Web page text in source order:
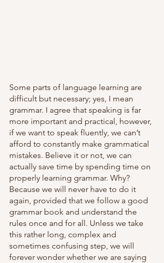
Some parts of language learning are
difficult but necessary; yes, I mean
grammar. I agree that speaking is far
more important and practical, however,
if we want to speak fluently, we can’t
afford to constantly make grammatical
mistakes. Believe it or not, we can
actually save time by spending time on
properly learning grammar. Why?
Because we will never have to do it
again, provided that we follow a good
grammar book and understand the
rules once and for all. Unless we take
this rather long, complex and
sometimes confusing step, we will
forever wonder whether we are saying